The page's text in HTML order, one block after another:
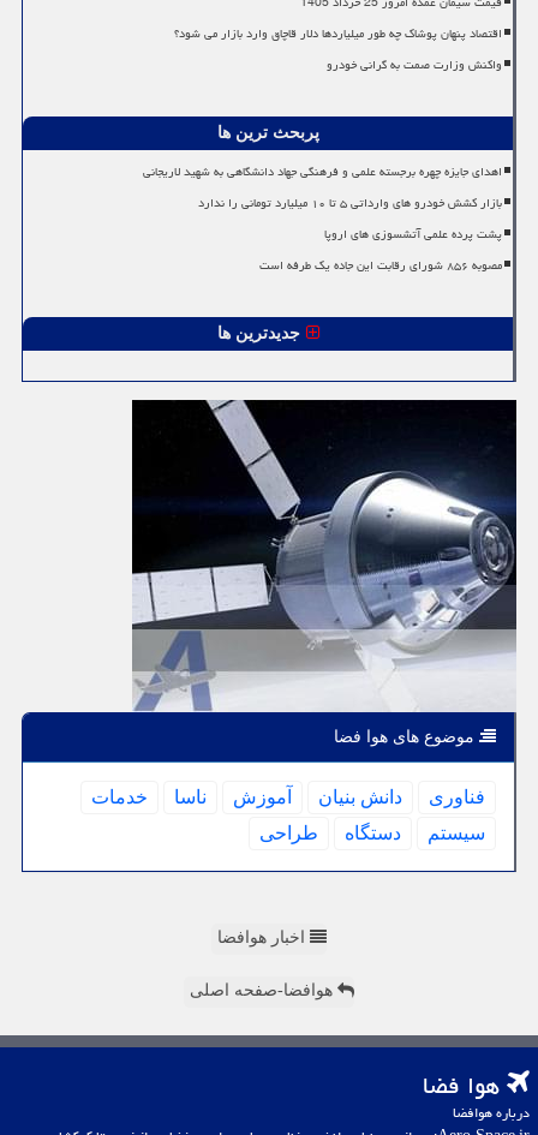
اقتصاد پنهان پوشاک چه طور میلیاردها دلار قاچاق وارد بازار می شود؟
واکنش وزارت صمت به گرانی خودرو
پربحث ترین ها
اهدای جایزه چهره برجسته علمی و فرهنگی جهاد دانشگاهی به شهید لاریجانی
بازار کشش خودرو های وارداتی ۵ تا ۱۰ میلیارد تومانی را ندارد
پشت پرده علمی آتشسوزی های اروپا
مصوبه ۸۵۶ شورای رقابت این جاده یک طرفه است
جدیدترین ها
موضوع های هوا فضا
فناوری دانش بنیان آموزش ناسا
خدمات
سیستم
دستگاه طراحی
اخبار هوافضا
هوافضا-صفحه اصلی
هوا فضا
درباره هوافضا